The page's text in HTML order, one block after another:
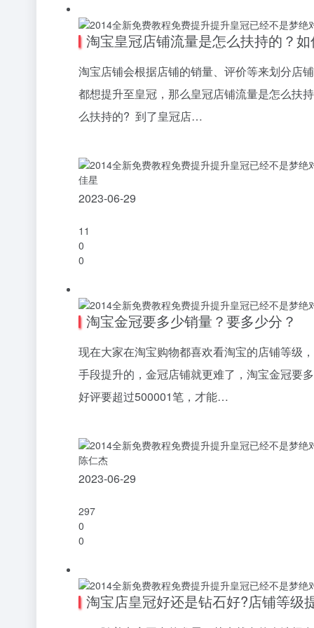
淘宝皇冠店铺流量是怎么扶持的？
淘宝店铺会根据店铺的销量、评价等来划分店
都想提升至皇冠，那么皇冠店铺流量是怎么扶
么扶持的? 到了皇冠店…
佳星
2023-06-29
11
0
0
淘宝金冠要多少销量？要多少分？
现在大家在淘宝购物都喜欢看淘宝的店铺等级
手段提升的，金冠店铺就更难了，淘宝金冠要
好评要超过500001笔，才能…
陈仁杰
2023-06-29
297
0
0
淘宝店皇冠好还是钻石好?店铺等级